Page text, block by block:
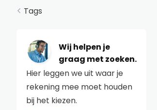
Tags
Wij helpen je
graag met zoeken.
Hier leggen we uit waar je
rekening mee moet houden
bij het kiezen.